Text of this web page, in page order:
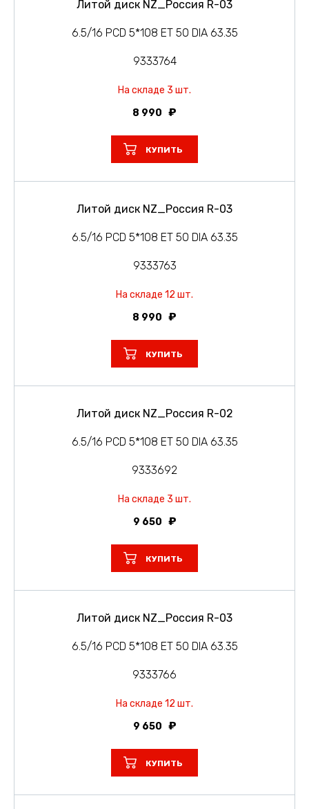
Литой диск NZ_Россия R-03
6.5/16 PCD 5*108 ET 50 DIA 63.35
9333764
На складе 3 шт.
8 990
КУПИТЬ
Литой диск NZ_Россия R-03
6.5/16 PCD 5*108 ET 50 DIA 63.35
9333763
На складе 12 шт.
8 990
КУПИТЬ
Литой диск NZ_Россия R-02
6.5/16 PCD 5*108 ET 50 DIA 63.35
9333692
На складе 3 шт.
9 650
КУПИТЬ
Литой диск NZ_Россия R-03
6.5/16 PCD 5*108 ET 50 DIA 63.35
9333766
На складе 12 шт.
9 650
КУПИТЬ